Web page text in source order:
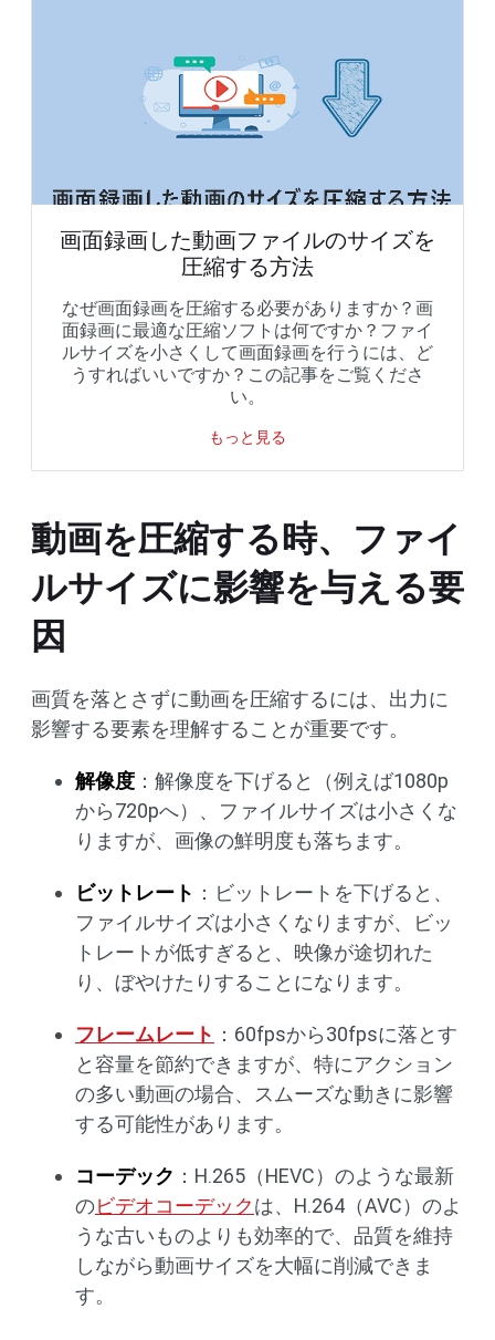
画面録画した動画ファイルのサイズを
圧縮する方法
なぜ画面録画を圧縮する必要がありますか？画
面録画に最適な圧縮ソフトは何ですか？ファイ
ルサイズを小さくして画面録画を行うには、ど
うすればいいですか？この記事をご覧くださ
い。
もっと見る
動画を圧縮する時、ファイ
ルサイズに影響を与える要
因
画質を落とさずに動画を圧縮するには、出力に
影響する要素を理解することが重要です。
解像度 ：解像度を下げると（例えば1080p
から720pへ）、ファイルサイズは小さくな
りますが、画像の鮮明度も落ちます。
ビットレート ：ビットレートを下げると、
ファイルサイズは小さくなりますが、ビッ
トレートが低すぎると、映像が途切れた
り、ぼやけたりすることになります。
フレームレート ：60fpsから30fpsに落とす
と容量を節約できますが、特にアクション
の多い動画の場合、スムーズな動きに影響
する可能性があります。
コーデック ：H.265（HEVC）のような最新
のビデオコーデックは、H.264（AVC）のよ
うな古いものよりも効率的で、品質を維持
しながら動画サイズを大幅に削減できま
す。